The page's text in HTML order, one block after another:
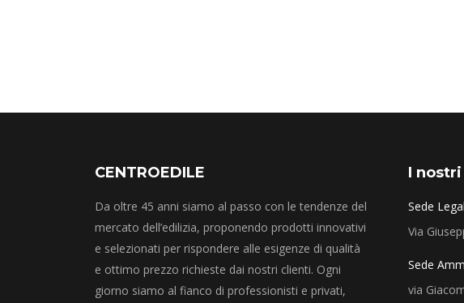
CENTROEDILE
Da oltre 45 anni siamo al passo con le tendenze del
mercato dell’edilizia, proponendo prodotti innovativi
e selezionati per rispondere alle esigenze di qualità
e ottimo prezzo richieste dai nostri clienti. Ogni
giorno siamo al fianco di professionisti e privati,
I
Sede
Via
Sede
via